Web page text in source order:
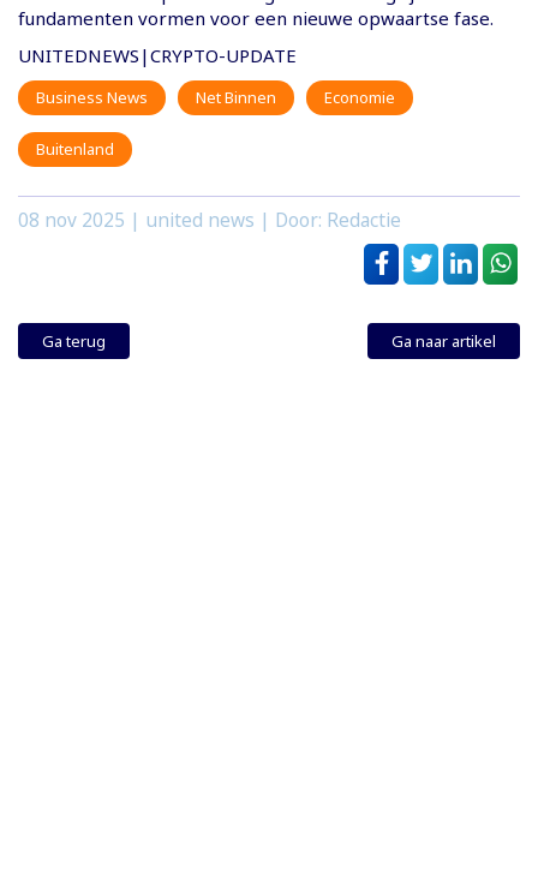
fundamenten vormen voor een nieuwe opwaartse fase.
UNITEDNEWS|CRYPTO-UPDATE
Business News Net Binnen Economie
Buitenland
08 nov 2025 | united news | Door: Redactie
Ga terug Ga naar artikel